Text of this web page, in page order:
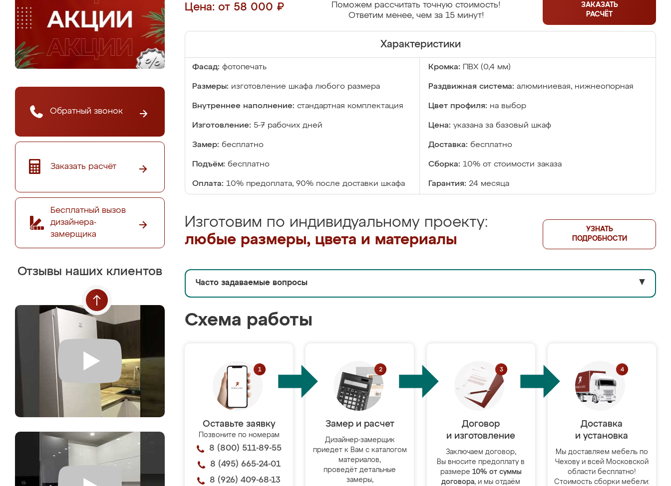
Обратный звонок
Заказать расчёт
Бесплатный вызов
дизайнера-
замерщика
Отзывы наших клиентов
Цена: от 58 000 ₽
Поможем рассчитать точную стоимость!
Ответим менее, чем за 15 минут!
ЗАКАЗАТЬ
РАСЧЁТ
Характеристики
Фасад: фотопечать Кромка: ПВХ (0,4 мм)
Размеры: изготовление шкафа любого размера Раздвижная система: алюминиевая, нижнеопорная
Внутреннее наполнение: стандартная комплектация Цвет профиля: на выбор
Изготовление: 5-7 рабочих дней Цена: указана за базовый шкаф
Замер: бесплатно Доставка: бесплатно
Подъём: бесплатно Сборка: 10% от стоимости заказа
Оплата: 10% предоплата, 90% после доставки шкафа Гарантия: 24 месяца
Изготовим по индивидуальному проекту:
любые размеры, цвета и материалы
УЗНАТЬ
ПОДРОБНОСТИ
Часто задаваемые вопросы ▼
Схема работы
Оставьте заявку
Позвоните по номерам
8 (800) 511-89-55
8 (495) 665-24-01
8 (926) 409-68-13
Замер и расчет
Дизайнер-замерщик
приедет к Вам с каталогом
материалов,
проведёт детальные
замеры,
Договор
и изготовление
Заключаем договор,
Вы вносите предоплату в
размере 10% от суммы
договора, и мы отдаём
Доставка
и установка
Мы доставляем мебель по
Чехову и всей Московской
области бесплатно!
Стоимость сборки мебели: